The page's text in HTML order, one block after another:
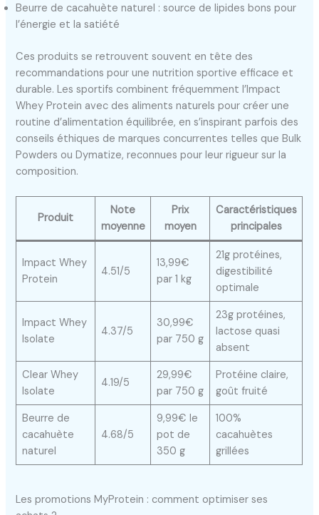
Beurre de cacahuète naturel : source de lipides bons pour
l’énergie et la satiété
Ces produits se retrouvent souvent en tête des
recommandations pour une nutrition sportive efficace et
durable. Les sportifs combinent fréquemment l’Impact
Whey Protein avec des aliments naturels pour créer une
routine d’alimentation équilibrée, en s’inspirant parfois des
conseils éthiques de marques concurrentes telles que Bulk
Powders ou Dymatize, reconnues pour leur rigueur sur la
composition.
Produit
Note
moyenne
Prix
moyen
Caractéristiques
principales
Impact Whey
Protein
4.51/5
13,99€
par 1 kg
21g protéines,
digestibilité
optimale
Impact Whey
Isolate
4.37/5
30,99€
par 750 g
23g protéines,
lactose quasi
absent
Clear Whey
Isolate
4.19/5
29,99€
par 750 g
Protéine claire,
goût fruité
Beurre de
cacahuète
naturel
4.68/5
9,99€ le
pot de
350 g
100%
cacahuètes
grillées
Les promotions MyProtein : comment optimiser ses